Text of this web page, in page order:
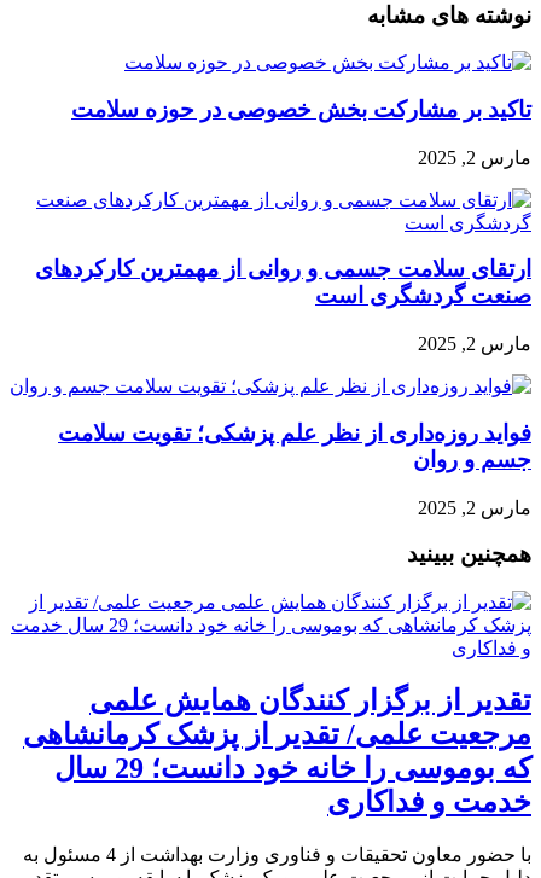
نوشته های مشابه
تاکید بر مشارکت بخش خصوصی در حوزه سلامت
مارس 2, 2025
ارتقای سلامت جسمی و روانی از مهمترین کارکردهای
صنعت گردشگری است
مارس 2, 2025
فواید روزه‌داری از نظر علم پزشکی؛ تقویت سلامت
جسم و روان
مارس 2, 2025
همچنین ببینید
تقدیر از برگزار کنندگان همایش علمی
مرجعیت علمی/ تقدیر از پزشک کرمانشاهی
که بوموسی را خانه خود دانست؛ 29 سال
خدمت و فداکاری
با حضور معاون تحقیقات و فناوری وزارت بهداشت از 4 مسئول به